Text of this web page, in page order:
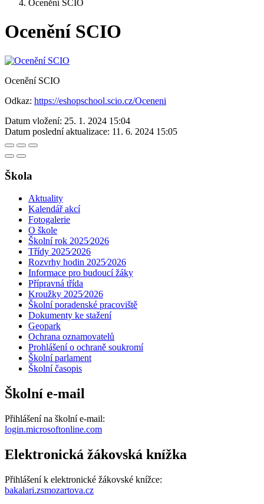
Ocenění SCIO
Ocenění SCIO
Ocenění SCIO
Odkaz: https://eshopschool.scio.cz/Oceneni
Datum vložení: 25. 1. 2024 15:04
Datum poslední aktualizace: 11. 6. 2024 15:05
Škola
Aktuality
Kalendář akcí
Fotogalerie
O škole
Školní rok 2025⁄2026
Třídy 2025⁄2026
Rozvrhy hodin 2025⁄2026
Informace pro budoucí žáky
Přípravná třída
Kroužky 2025⁄2026
Školní poradenské pracoviště
Dokumenty ke stažení
Geopark
Ochrana oznamovatelů
Prohlášení o ochraně soukromí
Školní parlament
Školní časopis
Školní e-mail
Přihlášení na školní e-mail:
login.microsoftonline.com
Elektronická žákovská knížka
Přihlášení k elektronické žákovské knížce:
bakalari.zsmozartova.cz